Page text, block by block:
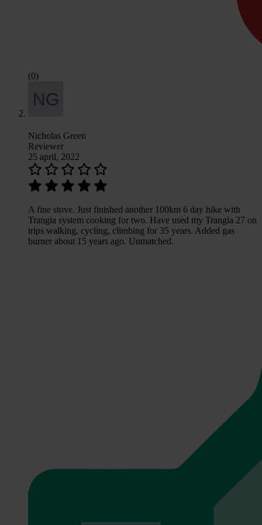
(0)
Nicholas Green
Reviewer
25 april, 2022
A fine stove. Just finished another 100km 6 day hike with
Trangia system cooking for two. Have used my Trangia 27 on
trips walking, cycling, climbing for 35 years. Added gas
burner about 15 years ago. Unmatched.